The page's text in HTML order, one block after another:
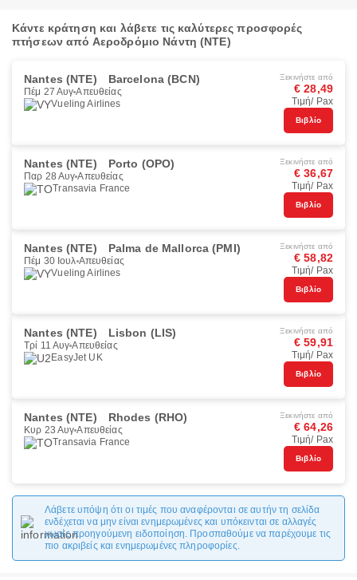
Κάντε κράτηση και λάβετε τις καλύτερες προσφορές
πτήσεων από Αεροδρόμιο Νάντη (NTE)
Nantes (NTE) Barcelona (BCN)
Πέμ 27 Αυγ Απευθείας
Vueling Airlines
Ξεκινήστε από
€ 28,49
Τιμή/ Pax
Βιβλίο
Nantes (NTE) Porto (OPO)
Παρ 28 Αυγ Απευθείας
Transavia France
Ξεκινήστε από
€ 36,67
Τιμή/ Pax
Βιβλίο
Nantes (NTE) Palma de Mallorca (PMI)
Πέμ 30 Ιουλ Απευθείας
Vueling Airlines
Ξεκινήστε από
€ 58,82
Τιμή/ Pax
Βιβλίο
Nantes (NTE) Lisbon (LIS)
Τρί 11 Αυγ Απευθείας
EasyJet UK
Ξεκινήστε από
€ 59,91
Τιμή/ Pax
Βιβλίο
Nantes (NTE) Rhodes (RHO)
Κυρ 23 Αυγ Απευθείας
Transavia France
Ξεκινήστε από
€ 64,26
Τιμή/ Pax
Βιβλίο
Λάβετε υπόψη ότι οι τιμές που αναφέρονται σε αυτήν τη σελίδα
ενδέχεται να μην είναι ενημερωμένες και υπόκεινται σε αλλαγές
χωρίς προηγούμενη ειδοποίηση. Προσπαθούμε να παρέχουμε τις
πιο ακριβείς και ενημερωμένες πληροφορίες.